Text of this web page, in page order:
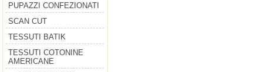
PUPAZZI CONFEZIONATI
SCAN CUT
TESSUTI BATIK
TESSUTI COTONINE
AMERICANE